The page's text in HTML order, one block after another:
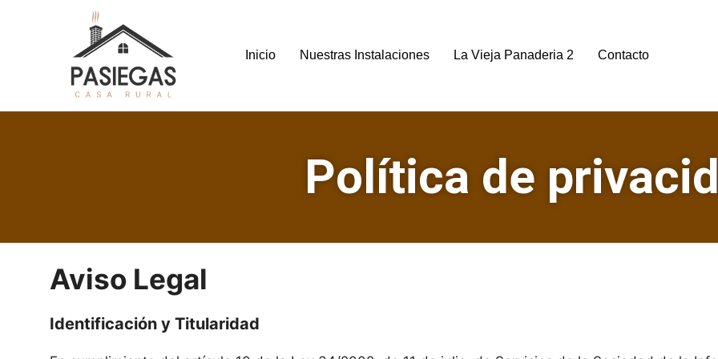
Inicio Nuestras Instalaciones La Vieja Panaderia 2 Contacto
Política de
Aviso Legal
Identificación y Titularidad